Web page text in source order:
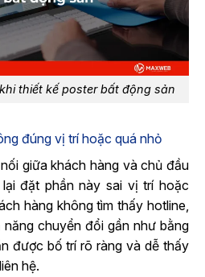
thiết kế poster bất động sản
đúng vị trí hoặc quá nhỏ
giữa khách hàng và chủ đầu
đặt phần này sai vị trí hoặc
hàng không tìm thấy hotline,
năng chuyển đổi gần như bằng
được bố trí rõ ràng và dễ thấy
hệ.